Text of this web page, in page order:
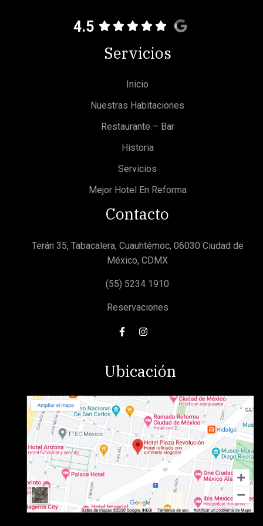
4.5
Servicios
Inicio
Nuestras Habitaciones
Restaurante – Bar
Historia
Servicios
Mejor Hotel En Reforma
Contacto
Terán 35, Tabacalera, Cuauhtémoc, 06030 Ciudad de
México, CDMX
(55) 5234 1910
Reservaciones
Ubicación